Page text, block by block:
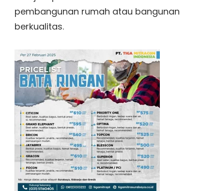
pembangunan rumah atau bangunan
berkualitas.